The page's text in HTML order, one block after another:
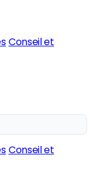
Conseil et
Conseil et